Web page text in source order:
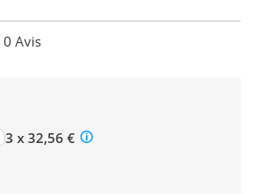
0 Avis
3 x 32,56 €